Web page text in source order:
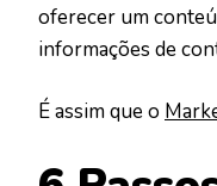
oferecer um
informações de
É assim que o